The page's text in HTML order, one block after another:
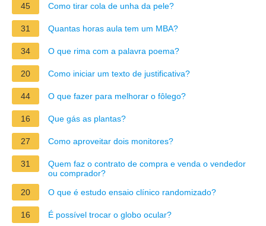
45 Como tirar cola de unha da pele?
31 Quantas horas aula tem um MBA?
34 O que rima com a palavra poema?
20 Como iniciar um texto de justificativa?
44 O que fazer para melhorar o fôlego?
16 Que gás as plantas?
27 Como aproveitar dois monitores?
31
Quem faz o contrato de compra e venda o vendedor
ou comprador?
20
O que é estudo ensaio clínico randomizado?
16 É possível trocar o globo ocular?